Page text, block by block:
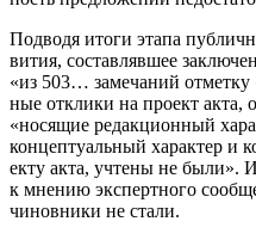
Под­во­дя ито­ги эта­па
ви­тия, состав­ляв­шее
«из 503… заме­ча­ний
ные откли­ки на про­ект акта,
«нося­щие редак­ци­он­ный
кон­цеп­ту­аль­ный харак­тер и
ек­ту акта, учте­ны не были».
к мне­нию экс­перт­но­го
чинов­ни­ки не стали.